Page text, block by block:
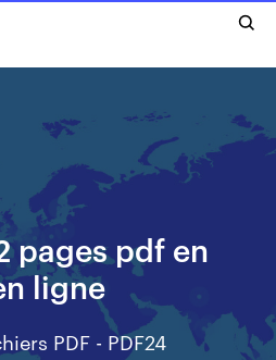
pages pdf en
ligne
PDF - PDF24